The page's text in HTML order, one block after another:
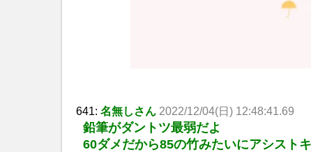
641: 名無しさん 2022/12/04(日) 12:48:41.69
鉛筆がダントツ最弱だよ
60ダメだから85の竹みたいにアシスト